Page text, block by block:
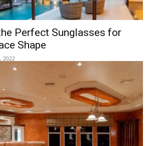
Perfect Sunglasses for
Shape
2022